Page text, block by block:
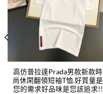
高仿普拉達Prada男款新款時
尚休閑翻領短袖T恤.好質量是
您的需求好品味是您該追求!!